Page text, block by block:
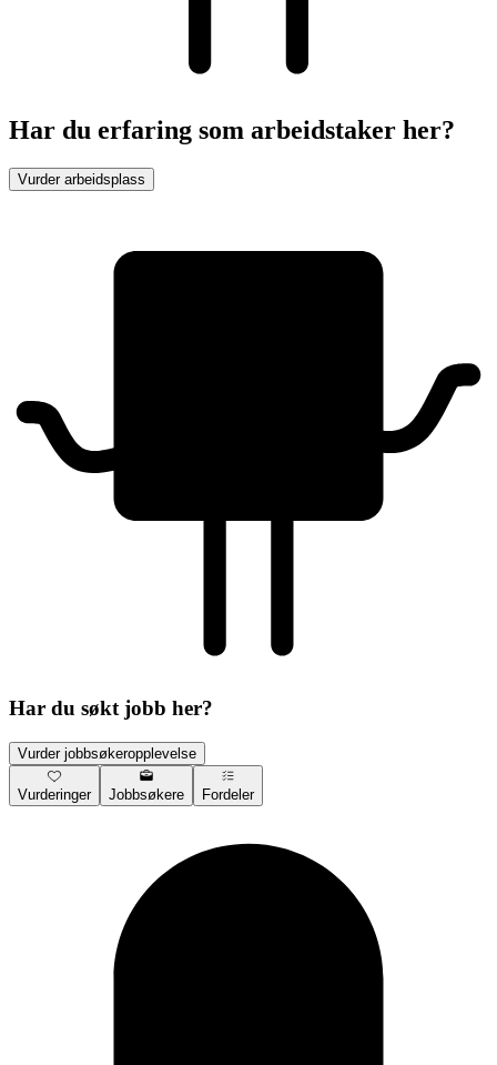
Har du erfaring som arbeidstaker her?
Vurder arbeidsplass
Har du søkt jobb her?
Vurder jobbsøkeropplevelse
Vurderinger Jobbsøkere Fordeler